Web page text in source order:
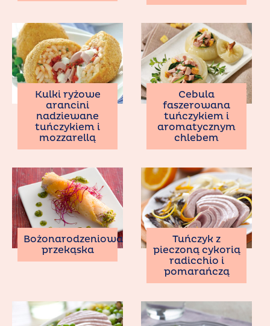
Kulki ryżowe
arancini
nadziewane
tuńczykiem i
mozzarellą
Cebula
faszerowana
tuńczykiem i
aromatycznym
chlebem
Bożonarodzeniowa
przekąska
Tuńczyk z
pieczoną cykorią
radicchio i
pomarańczą